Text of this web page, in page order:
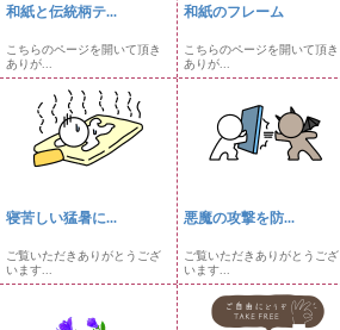
和紙と伝統柄テ...
こちらのページを開いて頂き
ありが...
和紙のフレーム
こちらのページを開いて頂き
ありが...
寝苦しい猛暑に...
ご覧いただきありがとうござ
います...
悪魔の攻撃を防...
ご覧いただきありがとうござ
います...